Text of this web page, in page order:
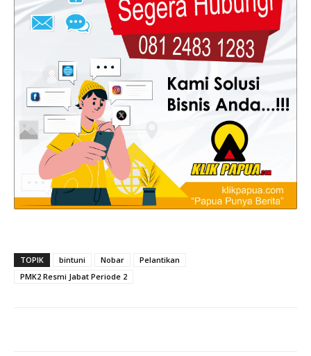
TOPIK bintuni Nobar
Pelantikan
PMK2 Resmi Jabat Periode 2